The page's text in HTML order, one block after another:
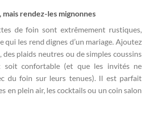
mais rendez-les mignonnes
de foin sont extrêmement rustiques,
qui les rend dignes d’un mariage. Ajoutez
plaids neutres ou de simples coussins
confortable (et que les invités ne
du foin sur leurs tenues). Il est parfait
en plein air, les cocktails ou un coin salon